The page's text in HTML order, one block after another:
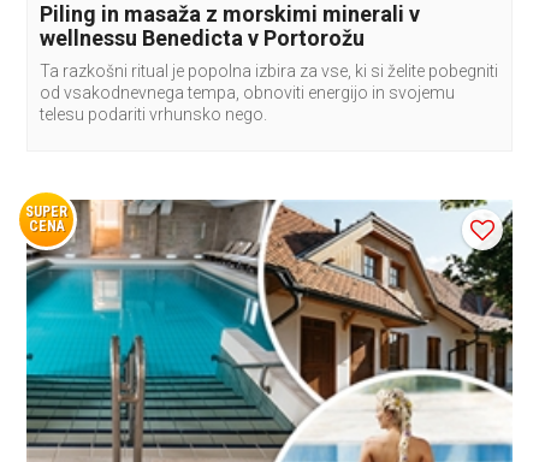
Piling in masaža z morskimi minerali v
wellnessu Benedicta v Portorožu
Ta razkošni ritual je popolna izbira za vse, ki si želite pobegniti
od vsakodnevnega tempa, obnoviti energijo in svojemu
telesu podariti vrhunsko nego.
SUPER
CENA